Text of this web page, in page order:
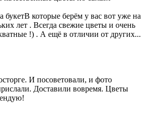
букетВ которые берём у вас вот уже на
лет . Всегда свежие цветы и очень
!) . А ещё в отличии от других...
И посоветовали, и фото
Доставили вовремя. Цветы